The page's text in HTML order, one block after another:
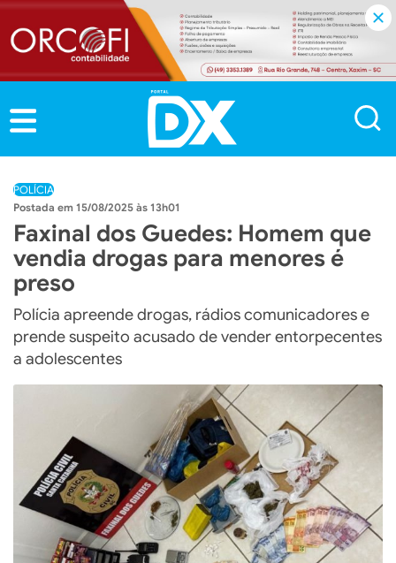
POLÍCIA
15/08/2025 às 13h01
Faxinal dos Guedes: Homem que
vendia drogas para menores é
preso
Polícia apreende drogas, rádios comunicadores e
prende suspeito acusado de vender entorpecentes
a adolescentes